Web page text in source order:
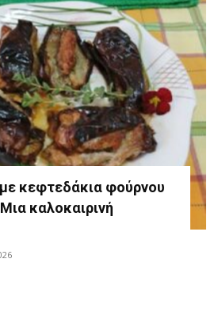
κεφτεδάκια φούρνου
καλοκαιρινή